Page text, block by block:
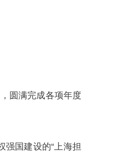
圆满完成各项年度
国建设的“上海担